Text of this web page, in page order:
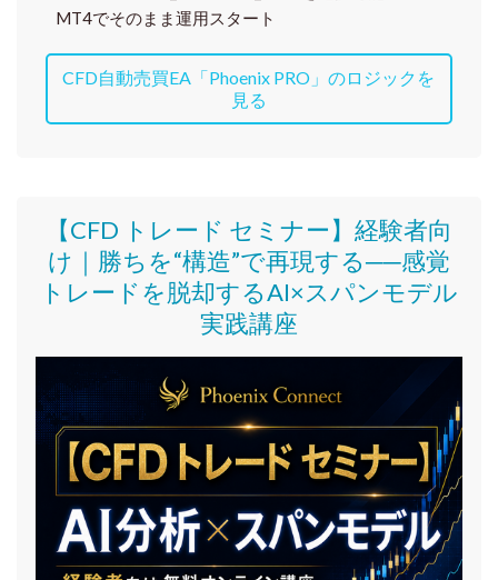
MT4でそのまま運用スタート
CFD自動売買EA「Phoenix PRO」のロジックを
見る
【CFD トレード セミナー】 経験者向
け｜ 勝ちを“構造”で再現する──感覚
トレードを脱却するAI×スパンモデル
実践講座